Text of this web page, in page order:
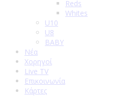
Reds
Whites
U10
U8
BABY
Νέα
Χορηγοί
Live TV
Επικοινωνία
Κάρτες